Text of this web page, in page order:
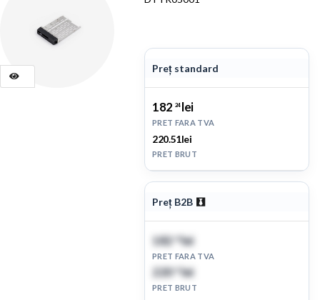
Preț standard
182 24lei
PRET FARA TVA
220.51lei
PRET BRUT
Preț B2B
182 lei
PRET FARA TVA
220 lei
PRET BRUT